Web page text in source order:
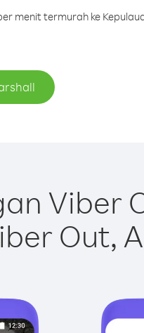
menit termurah ke
Viber
Out,